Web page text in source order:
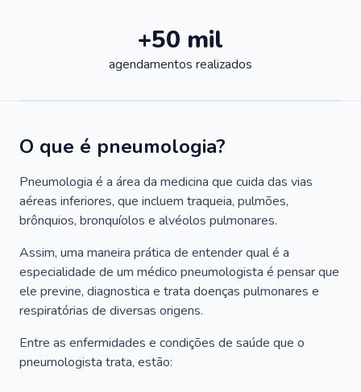
+50 mil
agendamentos realizados
O que é pneumologia?
Pneumologia é a área da medicina que cuida das vias
aéreas inferiores, que incluem traqueia, pulmões,
brônquios, bronquíolos e alvéolos pulmonares.
Assim, uma maneira prática de entender qual é a
especialidade de um médico pneumologista é pensar que
ele previne, diagnostica e trata doenças pulmonares e
respiratórias de diversas origens.
Entre as enfermidades e condições de saúde que o
pneumologista trata, estão: